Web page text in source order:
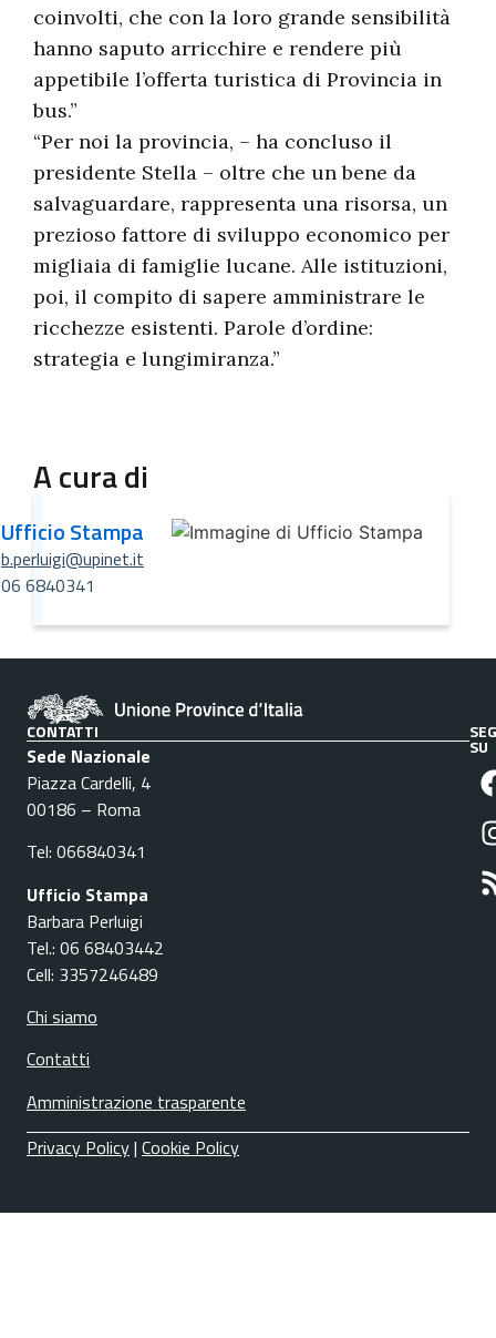
coinvolti, che con la loro grande sensibilità
hanno saputo arricchire e rendere più
appetibile l’offerta turistica di Provincia in
bus.”
“Per noi la provincia, – ha concluso il
presidente Stella – oltre che un bene da
salvaguardare, rappresenta una risorsa, un
prezioso fattore di sviluppo economico per
migliaia di famiglie lucane. Alle istituzioni,
poi, il compito di sapere amministrare le
ricchezze esistenti. Parole d’ordine:
strategia e lungimiranza.”
A cura di
Ufficio Stampa
b.perluigi@upinet.it
06 6840341
CONTATTI
Sede Nazionale
Piazza Cardelli, 4
00186 – Roma
Tel: 066840341
Ufficio Stampa
Barbara Perluigi
Tel.: 06 68403442
Cell: 3357246489
Chi siamo
Contatti
Amministrazione trasparente
SU
Privacy Policy| Cookie Policy